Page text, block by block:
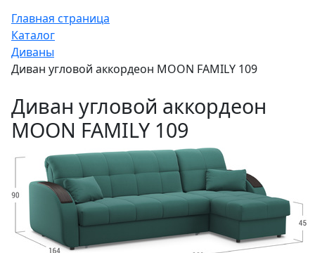
Главная страница
Каталог
Диваны
Диван угловой аккордеон MOON FAMILY 109
Диван угловой аккордеон
MOON FAMILY 109